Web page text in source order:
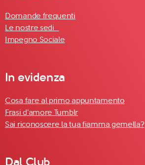
Domande frequenti
Le nostre sedi
Impegno Sociale
In evidenza
Cosa fare al primo appuntamento
Frasi d'amore Tumblr
Sai riconoscere la tua fiamma gemella?
Dal Club